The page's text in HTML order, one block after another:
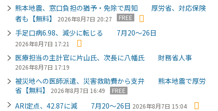
熊本地震、窓口負担の猶予・免除で周知 厚労省、対応保険
者も【無料】
2026年8月7日 20:27 FREE
手足口病6.98、減少に転じる 7月20～26日
2026年8月7日 17:21
医療担当の主計官に片山氏、次長に八幡氏 財務省人事
2026年8月7日 17:19
被災地への医師派遣、災害救助費から支弁 熊本地震で厚労
省【無料】
2026年8月7日 16:49 FREE
ARI定点、42.87に減 7月20～26日 2026年8月7日 15:04